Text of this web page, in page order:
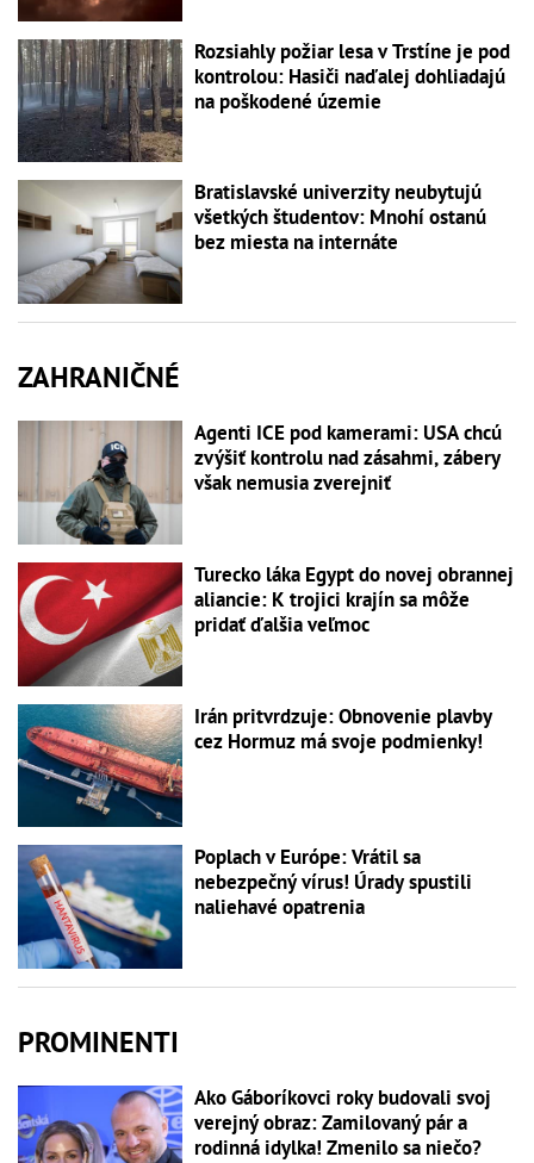
Rozsiahly požiar lesa v Trstíne je pod
kontrolou: Hasiči naďalej dohliadajú
na poškodené územie
Bratislavské univerzity neubytujú
všetkých študentov: Mnohí ostanú
bez miesta na internáte
ZAHRANIČNÉ
Agenti ICE pod kamerami: USA chcú
zvýšiť kontrolu nad zásahmi, zábery
však nemusia zverejniť
Turecko láka Egypt do novej obrannej
aliancie: K trojici krajín sa môže
pridať ďalšia veľmoc
Irán pritvrdzuje: Obnovenie plavby
cez Hormuz má svoje podmienky!
Poplach v Európe: Vrátil sa
nebezpečný vírus! Úrady spustili
naliehavé opatrenia
PROMINENTI
Ako Gáboríkovci roky budovali svoj
verejný obraz: Zamilovaný pár a
rodinná idylka! Zmenilo sa niečo?